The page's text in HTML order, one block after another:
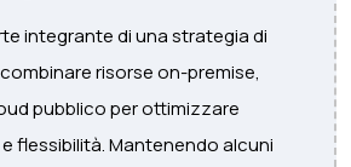
integrante di una strategia di
risorse on-premise,
pubblico per ottimizzare
flessibilità. Mantenendo alcuni